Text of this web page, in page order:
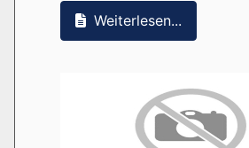
Weiterlesen...